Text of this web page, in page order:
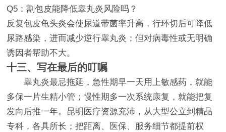
Q5：割包皮能降低睾丸炎风险吗？
反复包皮龟头炎会使尿道带菌率升高，行环切后可降低
尿路感染，进而减少逆行睾丸炎；但对病毒性或无明确
诱因者帮助不大。
十三、写在最后的叮嘱
睾丸炎最忌拖延，急性期早一天用上敏感药，就能
多保一片生精小管；慢性期多一次系统康复，就能把复
发向后推一年。昆明医疗资源充沛，从大型公立到精品
专科，各具所长；把距离、医保、服务细节都提前权